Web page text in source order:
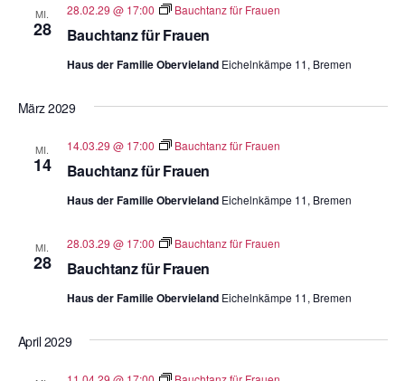
MI.
28 Bauchtanz für Frauen
28.02.29 @ 17:00 Bauchtanz für Frauen
Haus der Familie Obervieland Eichelnkämpe 11, Bremen
März 2029
MI.
14 Bauchtanz für Frauen
14.03.29 @ 17:00 Bauchtanz für Frauen
Haus der Familie Obervieland Eichelnkämpe 11, Bremen
MI.
28 Bauchtanz für Frauen
28.03.29 @ 17:00 Bauchtanz für Frauen
Haus der Familie Obervieland Eichelnkämpe 11, Bremen
April 2029